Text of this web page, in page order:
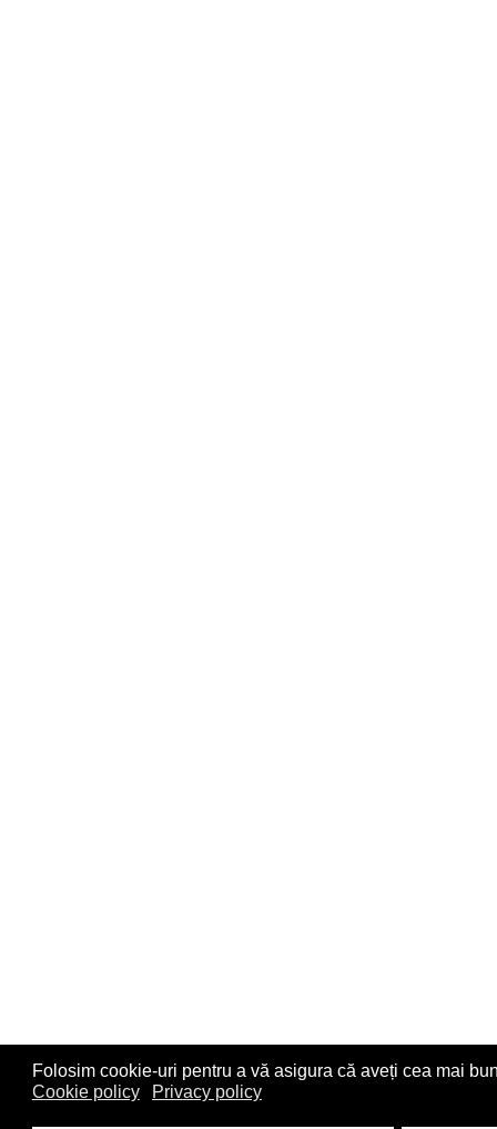
Folosim cookie-uri pentru a vă asigura că aveți cea mai
Cookie policy
Privacy policy